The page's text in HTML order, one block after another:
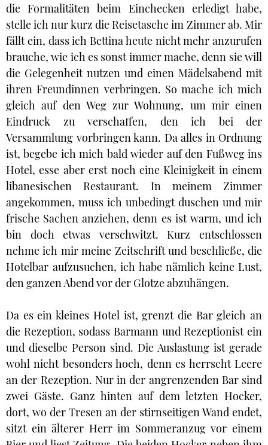
die Formalitäten beim Einchecken erledigt habe,
stelle ich nur kurz die Reisetasche im Zimmer ab. Mir
fällt ein, dass ich Bettina heute nicht mehr anzurufen
brauche, wie ich es sonst immer mache, denn sie will
die Gelegenheit nutzen und einen Mädelsabend mit
ihren Freundinnen verbringen. So mache ich mich
gleich auf den Weg zur Wohnung, um mir einen
Eindruck zu verschaffen, den ich bei der
Versammlung vorbringen kann. Da alles in Ordnung
ist, begebe ich mich bald wieder auf den Fußweg ins
Hotel, esse aber erst noch eine Kleinigkeit in einem
libanesischen Restaurant. In meinem Zimmer
angekommen, muss ich unbedingt duschen und mir
frische Sachen anziehen, denn es ist warm, und ich
bin doch etwas verschwitzt. Kurz entschlossen
nehme ich mir meine Zeitschrift und beschließe, die
Hotelbar aufzusuchen, ich habe nämlich keine Lust,
den ganzen Abend vor der Glotze abzuhängen.
Da es ein kleines Hotel ist, grenzt die Bar gleich an
die Rezeption, sodass Barmann und Rezeptionist ein
und dieselbe Person sind. Die Auslastung ist gerade
wohl nicht besonders hoch, denn es herrscht Leere
an der Rezeption. Nur in der angrenzenden Bar sind
zwei Gäste. Ganz hinten auf dem letzten Hocker,
dort, wo der Tresen an der stirnseitigen Wand endet,
sitzt ein älterer Herr im Sommeranzug vor einem